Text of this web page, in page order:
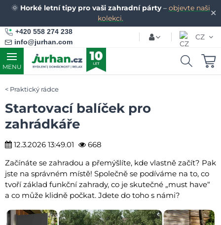
✕
🌞 Horké letní tipy pro vaši zahradní párty– objevte naši
kolekci.
+420 558 274 238
info@jurhan.com
CZ
MENU
Praktický rádce
Startovací balíček pro
zahrádkáře
12.3.2026 13:49.01
668
Začínáte se zahradou a přemýšlíte, kde vlastně začít? Pak
jste na správném místě! Společně se podíváme na to, co
tvoří základ funkční zahrady, co je skutečné „must have“
a co může klidně počkat. Jdete do toho s námi?